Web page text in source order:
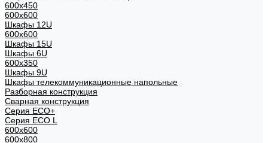
600x450
600x600
Шкафы 12U
600x600
Шкафы 15U
Шкафы 6U
600x350
Шкафы 9U
Шкафы телекоммуникационные напольные
Разборная конструкция
Сварная конструкция
Серия ECO+
Серия ECO L
600x600
600x800